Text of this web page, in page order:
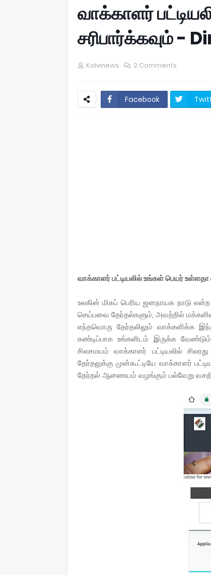
வாக்காளர்
சரிபார்க்கவும் -
Kalvinews 2 Comments
Facebook
வாக்காளர் பட்டியலில் உங்கள் பெயர்
உலகின் மிகப் பெரிய ஜனநாயக நாடு
செய்பவை தேர்தல்களும், அவற்றில்
எந்தவொரு தேர்தலிலும்
கண்டிப்பாக உங்களிடம் இருக்க
சிலசமயம் வாக்காளர் பட்டியலில்
தேர்தலுக்கு முன்கூட்டியே வாக்காளர்
தேர்தல் ஆணையம் வழங்கும் பல்வேறு